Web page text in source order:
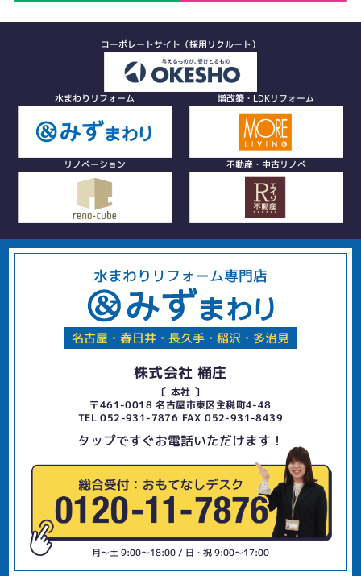
コーポレートサイト（採用リクルート）
水まわりリフォーム 増改築・LDKリフォーム
リノベーション 不動産・中古リノベ
水まわりリフォーム専門店
名古屋・春日井・長久手・稲沢・多治見
株式会社 桶庄
〔 本社 〕
〒461-0018 名古屋市東区主税町4-48
TEL 052-931-7876 FAX 052-931-8439
タップですぐお電話いただけます！
月〜土 9:00〜18:00 / 日・祝 9:00〜17:00